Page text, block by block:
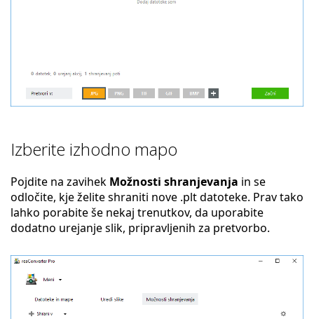
Izberite izhodno mapo
Pojdite na zavihek Možnosti shranjevanja in se
odločite, kje želite shraniti nove .plt datoteke. Prav tako
lahko porabite še nekaj trenutkov, da uporabite
dodatno urejanje slik, pripravljenih za pretvorbo.